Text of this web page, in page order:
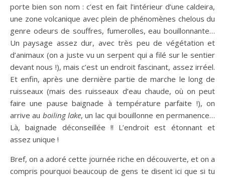
porte bien son nom : c’est en fait l’intérieur d’une caldeira,
une zone volcanique avec plein de phénomènes chelous du
genre odeurs de souffres, fumerolles, eau bouillonnante…
Un paysage assez dur, avec très peu de végétation et
d’animaux (on a juste vu un serpent qui a filé sur le sentier
devant nous !), mais c’est un endroit fascinant, assez irréel.
Et enfin, après une dernière partie de marche le long de
ruisseaux (mais des ruisseaux d’eau chaude, où on peut
faire une pause baignade à température parfaite !), on
arrive au boiling lake, un lac qui bouillonne en permanence…
Là, baignade déconseillée !! L’endroit est étonnant et
assez unique !
Bref, on a adoré cette journée riche en découverte, et on a
compris pourquoi beaucoup de gens te disent ici que si tu